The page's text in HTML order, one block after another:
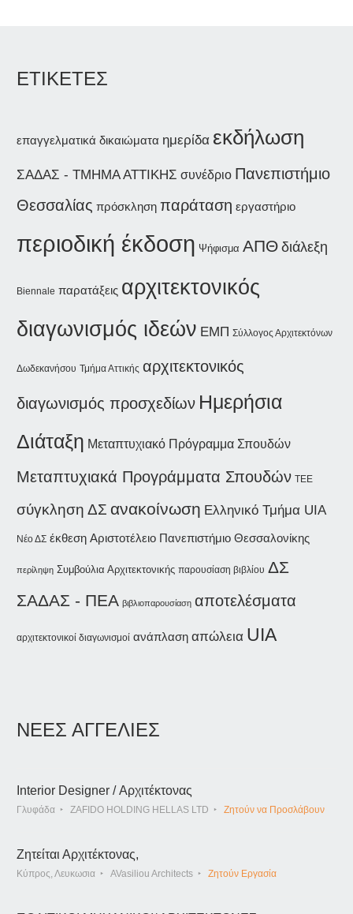
ΕΤΙΚΕΤΕΣ
επαγγελματικά δικαιώματα ημερίδα εκδήλωση
ΣΑΔΑΣ - ΤΜΗΜΑ ΑΤΤΙΚΗΣ συνέδριο Πανεπιστήμιο
Θεσσαλίας πρόσκληση παράταση εργαστήριο
περιοδική έκδοση Ψήφισμα ΑΠΘ διάλεξη
Biennale παρατάξεις αρχιτεκτονικός
διαγωνισμός ιδεών ΕΜΠ Σύλλογος Αρχιτεκτόνων
Δωδεκανήσου Τμήμα Αττικής αρχιτεκτονικός
διαγωνισμός προσχεδίων Ημερήσια
Διάταξη Μεταπτυχιακό Πρόγραμμα Σπουδών
Μεταπτυχιακά Προγράμματα Σπουδών ΤΕΕ
σύγκληση ΔΣ ανακοίνωση Ελληνικό Τμήμα UIA
Νέο ΔΣ έκθεση Αριστοτέλειο Πανεπιστήμιο Θεσσαλονίκης
περίληψη Συμβούλια Αρχιτεκτονικής παρουσίαση βιβλίου ΔΣ
ΣΑΔΑΣ - ΠΕΑ βιβλιοπαρουσίαση αποτελέσματα
αρχιτεκτονικοί διαγωνισμοί ανάπλαση απώλεια UIA
ΝΕΕΣ ΑΓΓΕΛΙΕΣ
Interior Designer / Αρχιτέκτονας
Γλυφάδα ZAFIDO HOLDING HELLAS LTD Ζητούν να Προσλάβουν
Ζητείται Αρχιτέκτονας,
Κύπρος, Λευκωσια AVasiliou Architects Ζητούν Εργασία